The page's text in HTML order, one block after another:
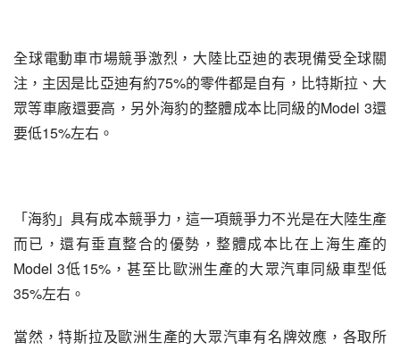
全球電動車市場競爭激烈，大陸比亞迪的表現備受全球關
注，主因是比亞迪有約75%的零件都是自有，比特斯拉、大
眾等車廠還要高，另外海豹的整體成本比同級的Model 3還
要低15%左右。
「海豹」具有成本競爭力，這一項競爭力不光是在大陸生產
而已，還有垂直整合的優勢，整體成本比在上海生產的
Model 3低15%，甚至比歐洲生產的大眾汽車同級車型低
35%左右。
當然，特斯拉及歐洲生產的大眾汽車有名牌效應，各取所